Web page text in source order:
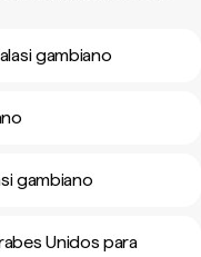
gambiano
gambiano
Unidos para